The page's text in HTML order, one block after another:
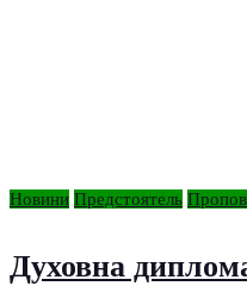
Новини Предстоятель
Духовна